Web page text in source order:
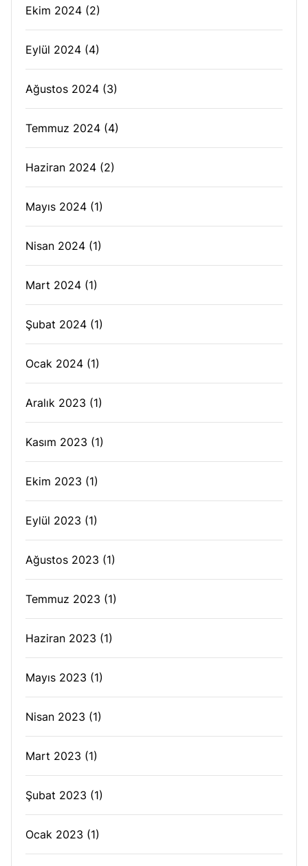
Ekim 2024 (2)
Eylül 2024 (4)
Ağustos 2024 (3)
Temmuz 2024 (4)
Haziran 2024 (2)
Mayıs 2024 (1)
Nisan 2024 (1)
Mart 2024 (1)
Şubat 2024 (1)
Ocak 2024 (1)
Aralık 2023 (1)
Kasım 2023 (1)
Ekim 2023 (1)
Eylül 2023 (1)
Ağustos 2023 (1)
Temmuz 2023 (1)
Haziran 2023 (1)
Mayıs 2023 (1)
Nisan 2023 (1)
Mart 2023 (1)
Şubat 2023 (1)
Ocak 2023 (1)